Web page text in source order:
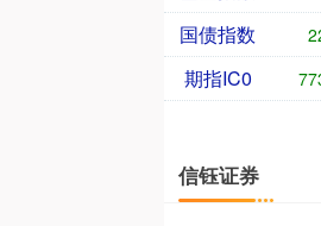
国债指数
期指IC0
信钰证券